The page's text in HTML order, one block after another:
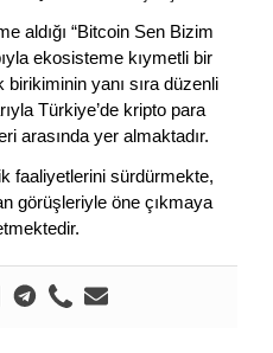
aldığı “Bitcoin Sen Bizim
ekosisteme kıymetli bir
yanı sıra düzenli
Türkiye’de kripto para
arasında yer almaktadır.
faaliyetlerini sürdürmekte,
görüşleriyle öne çıkmaya